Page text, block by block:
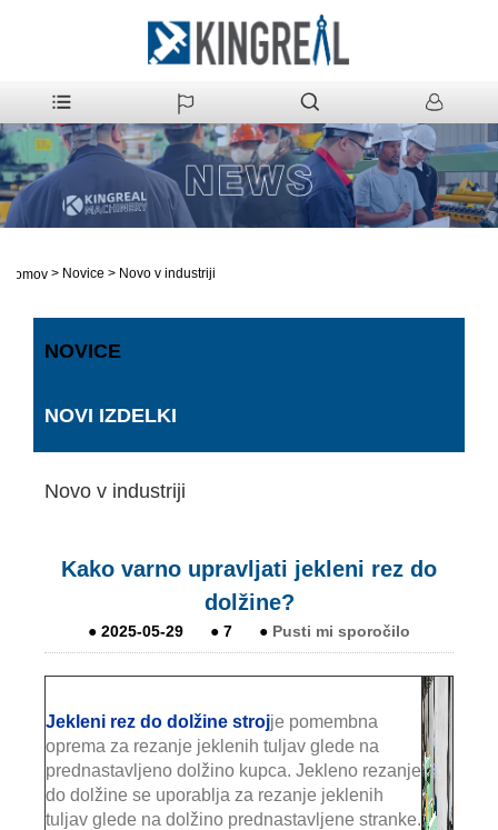
domov > Novice > Novo v industriji
NOVICE
NOVI IZDELKI
Novo v industriji
Kako varno upravljati jekleni rez do
dolžine?
● 2025-05-29 ● 7 ● Pusti mi sporočilo
Jekleni rez do dolžine strojje pomembna
oprema za rezanje jeklenih tuljav glede na
prednastavljeno dolžino kupca. Jekleno rezanje
do dolžine se uporablja za rezanje jeklenih
tuljav glede na dolžino prednastavljene stranke.